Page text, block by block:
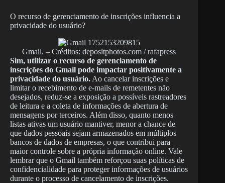
O recurso de gerenciamento de inscrições influencia a
privacidade do usuário?
Gmail. – Créditos: depositphotos.com / rafapress
Sim, utilizar o recurso de gerenciamento de
inscrições do Gmail pode impactar positivamente a
privacidade do usuário. Ao cancelar inscrições e
limitar o recebimento de e-mails de remetentes não
desejados, reduz-se a exposição a possíveis rastreadores
de leitura e a coleta de informações de abertura de
mensagens por terceiros. Além disso, quanto menos
listas ativas um usuário mantiver, menor a chance de
que dados pessoais sejam armazenados em múltiplos
bancos de dados de empresas, o que contribui para
maior controle sobre a própria informação online. Vale
lembrar que o Gmail também reforçou suas políticas de
confidencialidade para proteger informações de usuários
durante o processo de cancelamento de inscrições.